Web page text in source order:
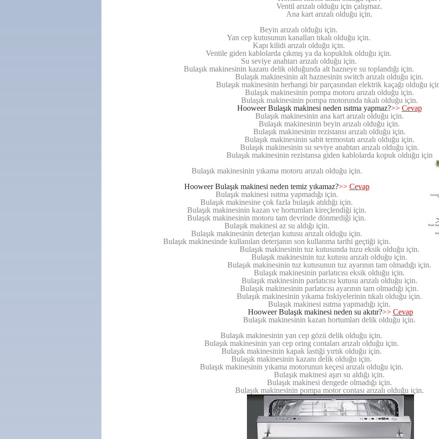
Ventil arızalı olduğu için çalışmaz.
Ana kart arızalı olduğu için.
Beyin arızalı olduğu için.
Yan cep kutusunun kanalları tıkalı olduğu için.
Kapı kilidi arızalı olduğu için.
Ventile giden kablolarda çıkmış ya da kopukluk olduğu için.
Su seviye anahtarı arızalı olduğu için.
Bulaşık makinesinin kazanı delik olduğunda alt hazneye su toplandığı için.
Bulaşık makinesinin alt haznesinin switch arızalı olduğu için.
Bulaşık makinesinin herhangi bir parçasından elektrik kaçağı olduğu
Bulaşık makinesinin pompa motoru arızalı olduğu için.
Bulaşık makinesinin pompa motorunda tıkalı olduğu için.
Hooweer Bulaşık makinesi neden ısıtma yapmaz?>> Cevap
Bulaşık makinesinin ana kart arızalı olduğu için.
Bulaşık makinesinin beyin arızalı olduğu için.
Bulaşık makinesinin rezistansı arızalı olduğu için.
Bulaşık makinesinin sabit termostatı arızalı olduğu için.
Bulaşık makinesinin su seviye anahtarı arızalı olduğu için.
Bulaşık makinesinin rezistansa giden kablolarda kopuk olduğu için
Bulaşık makinesinin yıkama motoru arızalı olduğu için.
Hooweer Bulaşık makinesi neden temiz yıkamaz?>> Cevap
Bulaşık makinesi ısıtma yapmadığı için.
Bulaşık makinesine çok fazla bulaşık atıldığı için.
Bulaşık makinesinin kazan ve hortumları kireçlendiği için.
Bulaşık makinesinin motoru tam devrinde dönmediği için.
Bulaşık makinesi az su aldığı için.
Bulaşık makinesinin deterjan kutusu arızalı olduğu için.
Bulaşık makinesinde kullanılan deterjanın son kullanma tarihi geçtiği için.
Bulaşık makinesinin tuz kutusunda tuzu eksik olduğu için.
Bulaşık makinesinin tuz kutusu arızalı olduğu için.
Bulaşık makinesinin tuz kutusunun tuz ayarının tam olmadığı için.
Bulaşık makinesinin parlatıcısı eksik olduğu için.
Bulaşık makinesinin parlatıcısı kutusu arızalı olduğu için.
Bulaşık makinesinin parlatıcısı ayarının tam olmadığı için.
Bulaşık makinesinin yıkama fıskiyelerinin tıkalı olduğu için.
Bulaşık makinesi ısıtma yapmadığı için.
Hooweer Bulaşık makinesi neden su akıtır?>> Cevap
Bulaşık makinesinin kazan hortumları delik olduğu için.
Bulaşık makinesinin yan cep gözü delik olduğu için.
Bulaşık makinesinin yan cep oring contaları arızalı olduğu için.
Bulaşık makinesinin kapak lastiği yırtık olduğu için.
Bulaşık makinesinin kazanı delik olduğu için.
Bulaşık makinesinin yıkama motorunun keçesi arızalı olduğu için.
Bulaşık makinesi aşırı su aldığı için.
Bulaşık makinesi dengede olmadığı için.
Bulaşık makinesinin pompa motor contası arızalı olduğu için.